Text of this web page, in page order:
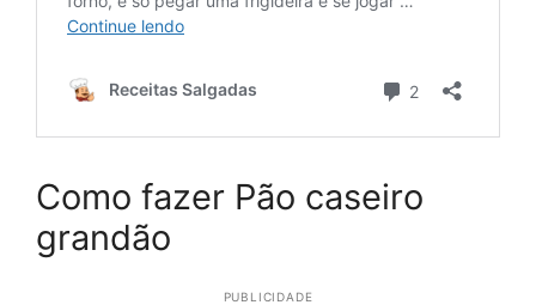
Como fazer Pão caseiro
grandão
PUBLICIDADE